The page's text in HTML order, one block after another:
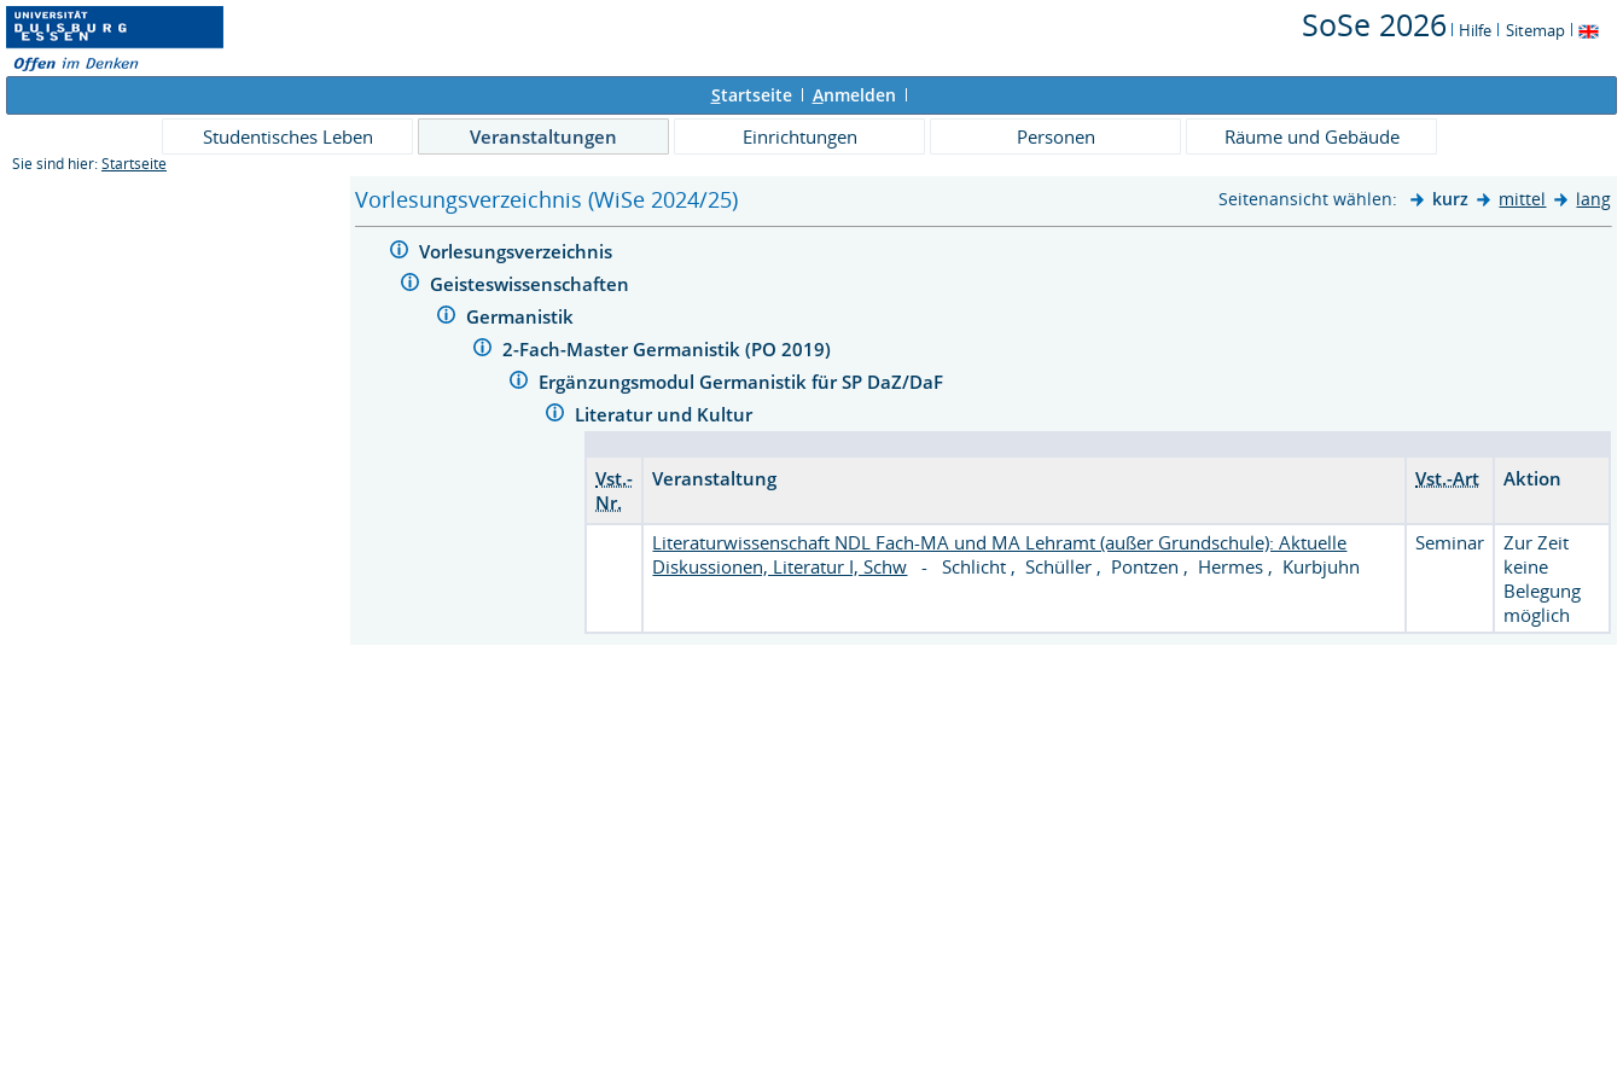
SoSe 2026 Hilfe Sitemap
Startseite Anmelden
Studentisches Leben Veranstaltungen Einrichtungen Personen Räume und Gebäude
Sie sind hier: Startseite
Vorlesungsverzeichnis (WiSe 2024/25) Seitenansicht wählen: kurz mittel lang
Vorlesungsverzeichnis
Geisteswissenschaften
Germanistik
2-Fach-Master Germanistik (PO 2019)
Ergänzungsmodul Germanistik für SP DaZ/DaF
Literatur und Kultur
Vst.-
Nr.
Veranstaltung Vst.-Art Aktion
Literaturwissenschaft NDL Fach-MA und MA Lehramt (außer Grundschule): Aktuelle
Diskussionen, Literatur I, Schw -Schlicht ,Schüller , Pontzen , Hermes , Kurbjuhn
Seminar
Zur Zeit
keine
Belegung
möglich